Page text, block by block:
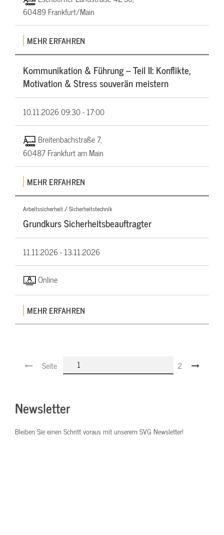
60489 Frankfurt/Main
MEHR ERFAHREN
Kommunikation & Führung – Teil II: Konflikte,
Motivation & Stress souverän meistern
10.11.202609:30 - 17:00
Breitenbachstraße 7,
60487 Frankfurt am Main
MEHR ERFAHREN
Arbeitssicherheit / Sicherheitstechnik
Grundkurs Sicherheitsbeauftragter
11.11.2026 -13.11.2026
Online
MEHR ERFAHREN
Seite 2
Newsletter
Bleiben Sie einen Schritt voraus mit unserem SVG Newsletter!